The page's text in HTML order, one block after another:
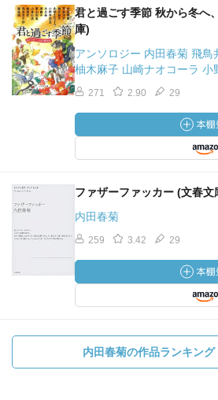
君と過ごす季節 秋から冬へ
庫)
アンソロジー 内田春菊 飛
柚木麻子 山崎ナオコーラ 小
271 2.90 29
ファザーファッカー (文春文
内田春菊
259 3.42 29
内田春菊の作品ランキング